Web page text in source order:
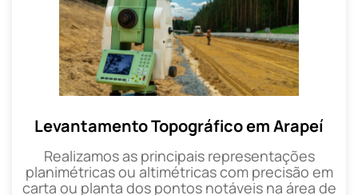
Levantamento Topográfico em Arapeí
Realizamos as principais representações
planimétricas ou altimétricas com precisão em
carta ou planta dos pontos notáveis na área de